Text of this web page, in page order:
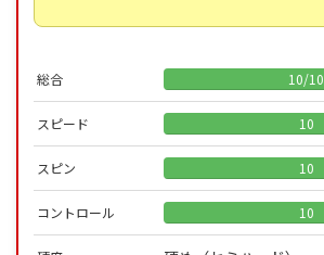
総合 10/10
スピード 10
スピン 10
コントロール 10